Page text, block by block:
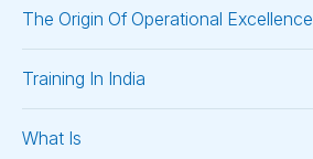
The Origin Of Operational Excellence
Training In India
What Is